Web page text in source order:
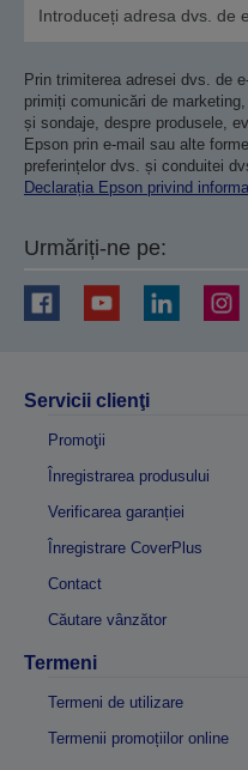
Prin trimiterea adresei dvs. de
primiți comunicări de
și sondaje, despre produsele,
Epson prin e-mail sau alte
preferințelor dvs. și conduitei
Declarația Epson privind
Urmăriți-ne pe:
Servicii clienţi
Promoţii
Înregistrarea produsului
Verificarea garanției
Înregistrare CoverPlus
Contact
Căutare vânzător
Termeni
Termeni de utilizare
Termenii promoțiilor online